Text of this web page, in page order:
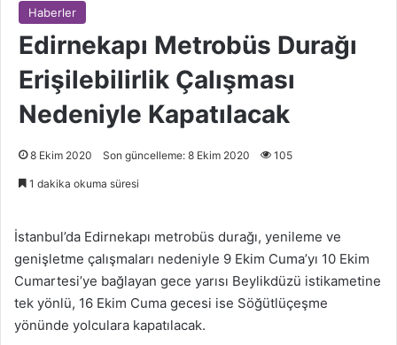
Haberler
Edirnekapı Metrobüs Durağı
Erişilebilirlik Çalışması
Nedeniyle Kapatılacak
8 Ekim 2020 Son güncelleme: 8 Ekim 2020 105
1 dakika okuma süresi
İstanbul’da Edirnekapı metrobüs durağı, yenileme ve
genişletme çalışmaları nedeniyle 9 Ekim Cuma’yı 10 Ekim
Cumartesi’ye bağlayan gece yarısı Beylikdüzü istikametine
tek yönlü, 16 Ekim Cuma gecesi ise Söğütlüçeşme
yönünde yolculara kapatılacak.